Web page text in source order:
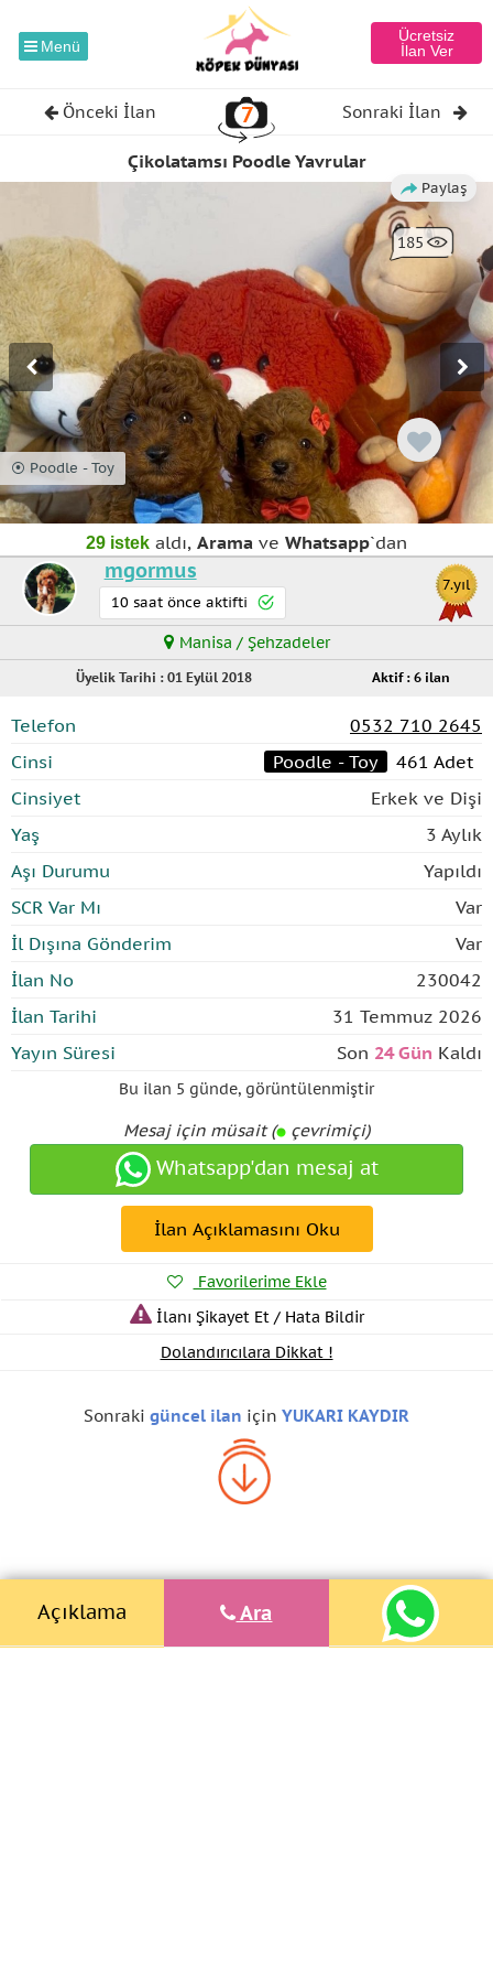
Menü
Ücretsiz
İlan Ver
Önceki İlan 7 Sonraki İlan
Çikolatamsı Poodle Yavrular
Paylaş
185
⦿ Poodle - Toy
29 istek aldı, Arama ve Whatsapp`dan
7.yıl
mgormus
10 saat önce aktifti
Manisa / Şehzadeler
Üyelik Tarihi : 01 Eylül 2018 Aktif : 6 ilan
Telefon
0532 710 2645
Cinsi
Poodle - Toy
461 Adet
Cinsiyet
Erkek ve Dişi
Yaş
3 Aylık
Aşı Durumu
Yapıldı
SCR Var Mı
Var
İl Dışına Gönderim
Var
İlan No
230042
İlan Tarihi
31 Temmuz 2026
Yayın Süresi
Son 24 Gün Kaldı
Bu ilan 5 günde, görüntülenmiştir
Mesaj için müsait ( çevrimiçi)
Whatsapp'dan mesaj at
İlan Açıklamasını Oku
Favorilerime Ekle
İlanı Şikayet Et / Hata Bildir
Dolandırıcılara Dikkat !
Açıklama Ara
Sonraki güncel ilan için YUKARI KAYDIR